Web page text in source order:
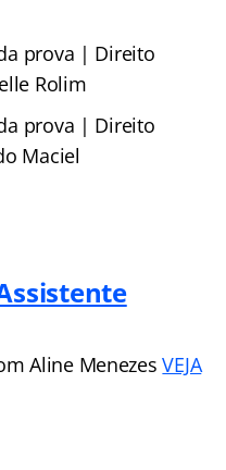
prova | Direito
Rolim
prova | Direito
Maciel
Aline MenezesVEJA